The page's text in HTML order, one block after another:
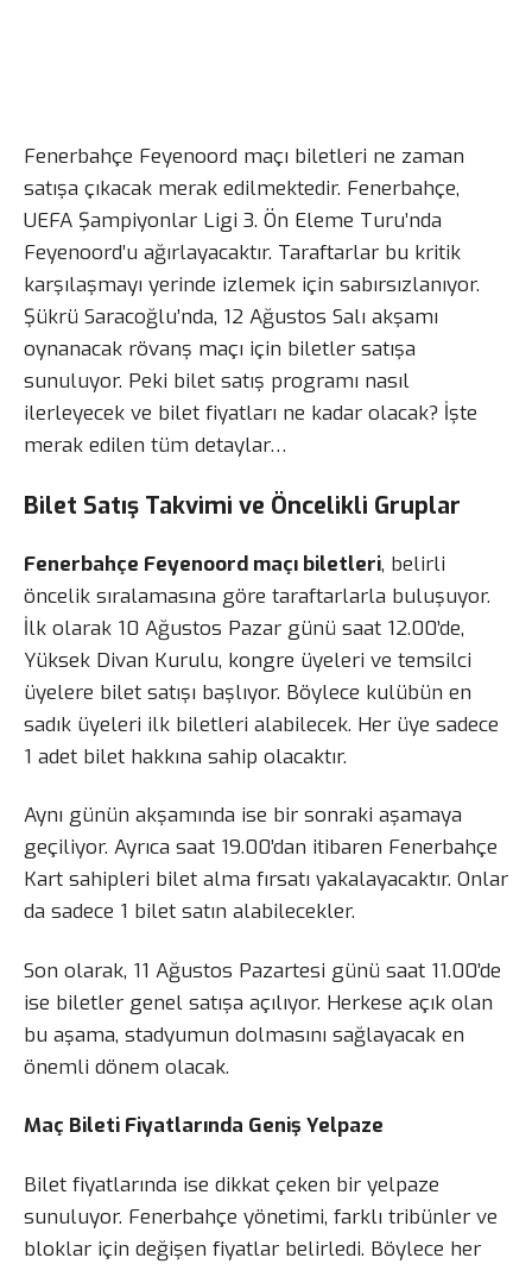
Fenerbahçe Feyenoord maçı biletleri ne zaman
satışa çıkacak merak edilmektedir. Fenerbahçe,
UEFA Şampiyonlar Ligi 3. Ön Eleme Turu’nda
Feyenoord’u ağırlayacaktır. Taraftarlar bu kritik
karşılaşmayı yerinde izlemek için sabırsızlanıyor.
Şükrü Saracoğlu’nda, 12 Ağustos Salı akşamı
oynanacak rövanş maçı için biletler satışa
sunuluyor. Peki bilet satış programı nasıl
ilerleyecek ve bilet fiyatları ne kadar olacak? İşte
merak edilen tüm detaylar…
Bilet Satış Takvimi ve Öncelikli Gruplar
Fenerbahçe Feyenoord maçı biletleri, belirli
öncelik sıralamasına göre taraftarlarla buluşuyor.
İlk olarak 10 Ağustos Pazar günü saat 12.00’de,
Yüksek Divan Kurulu, kongre üyeleri ve temsilci
üyelere bilet satışı başlıyor. Böylece kulübün en
sadık üyeleri ilk biletleri alabilecek. Her üye sadece
1 adet bilet hakkına sahip olacaktır.
Aynı günün akşamında ise bir sonraki aşamaya
geçiliyor. Ayrıca saat 19.00’dan itibaren Fenerbahçe
Kart sahipleri bilet alma fırsatı yakalayacaktır. Onlar
da sadece 1 bilet satın alabilecekler.
Son olarak, 11 Ağustos Pazartesi günü saat 11.00’de
ise biletler genel satışa açılıyor. Herkese açık olan
bu aşama, stadyumun dolmasını sağlayacak en
önemli dönem olacak.
Maç Bileti Fiyatlarında Geniş Yelpaze
Bilet fiyatlarında ise dikkat çeken bir yelpaze
sunuluyor. Fenerbahçe yönetimi, farklı tribünler ve
bloklar için değişen fiyatlar belirledi. Böylece her